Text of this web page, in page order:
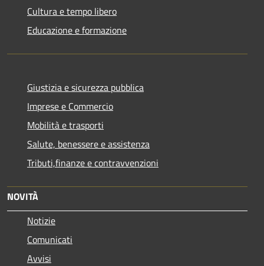
Cultura e tempo libero
Educazione e formazione
Giustizia e sicurezza pubblica
Imprese e Commercio
Mobilità e trasporti
Salute, benessere e assistenza
Tributi,finanze e contravvenzioni
NOVITÀ
Notizie
Comunicati
Avvisi